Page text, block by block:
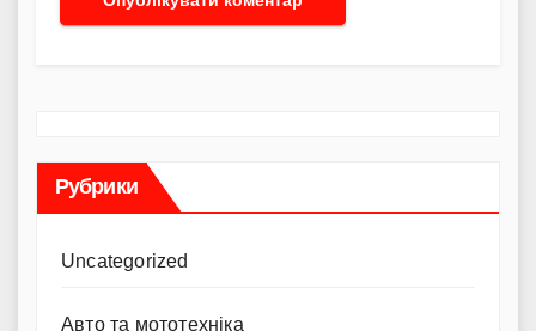
Рубрики
Uncategorized
Авто та мототехніка